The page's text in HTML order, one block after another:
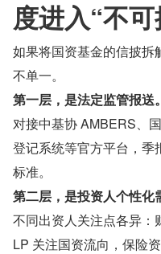
度进入“不
如果将国资基金的信披拆
不单一。
第一层，是法定监管报送。
对接中基协 AMBERS、
登记系统等官方平台，季
标准。
第二层，是投资人个性化
不同出资人关注点各异：
LP 关注国资流向，保险